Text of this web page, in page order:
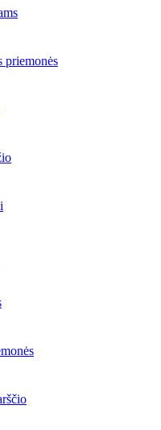
priemonės